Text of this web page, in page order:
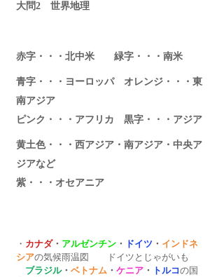
大問2　世界地理
赤字・・・北中米　　緑字・・・南米
青字・・・ヨーロッパ　オレンジ・・・東
南アジア
ピンク・・・アフリカ　黒字・・・アジア
黄土色・・・西アジア・南アジア・中央ア
ジアなど
紫・・・オセアニア
・ カナダ・ アルゼンチン ・ ドイツ ・ インドネ
シアの気候雨温図　　ドイツとじゃがいも
ブラジル・ ベトナム ・ ケニア ・ トルコの国